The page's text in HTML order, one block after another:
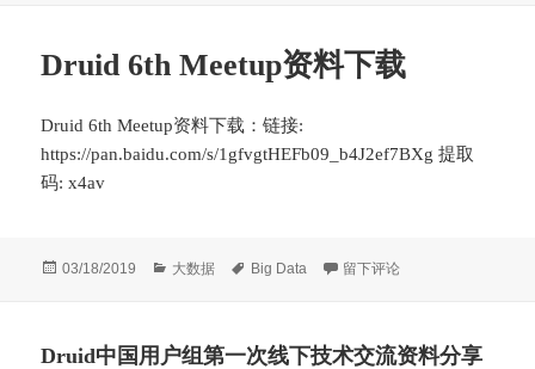
Druid 6th Meetup资料下载
Druid 6th Meetup资料下载：链接:
https://pan.baidu.com/s/1gfvgtHEFb09_b4J2ef7BXg 提取
码: x4av
发
03/18/2019
分
大数据
标
Big Data 于Druid 6th Meetup资料下载
留下评论
Druid中国用户组第一次线下技术交流资料分享